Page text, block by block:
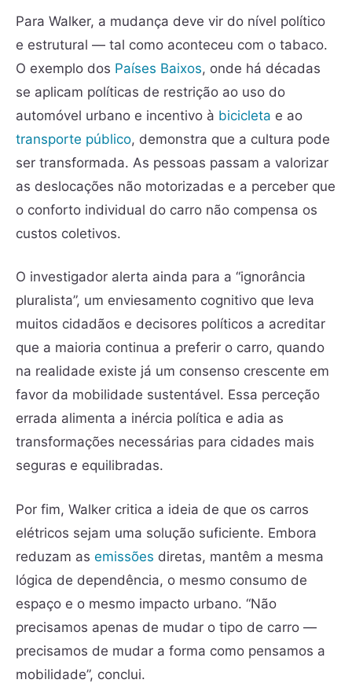
Para Walker, a mudança deve vir do nível político
e estrutural — tal como aconteceu com o tabaco.
O exemplo dos Países Baixos, onde há décadas
se aplicam políticas de restrição ao uso do
automóvel urbano e incentivo à bicicleta e ao
transporte público, demonstra que a cultura pode
ser transformada. As pessoas passam a valorizar
as deslocações não motorizadas e a perceber que
o conforto individual do carro não compensa os
custos coletivos.
O investigador alerta ainda para a “ignorância
pluralista”, um enviesamento cognitivo que leva
muitos cidadãos e decisores políticos a acreditar
que a maioria continua a preferir o carro, quando
na realidade existe já um consenso crescente em
favor da mobilidade sustentável. Essa perceção
errada alimenta a inércia política e adia as
transformações necessárias para cidades mais
seguras e equilibradas.
Por fim, Walker critica a ideia de que os carros
elétricos sejam uma solução suficiente. Embora
reduzam as emissões diretas, mantêm a mesma
lógica de dependência, o mesmo consumo de
espaço e o mesmo impacto urbano. “Não
precisamos apenas de mudar o tipo de carro —
precisamos de mudar a forma como pensamos a
mobilidade”, conclui.